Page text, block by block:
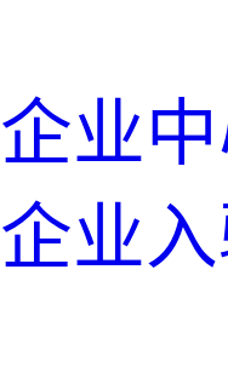
企业
企业